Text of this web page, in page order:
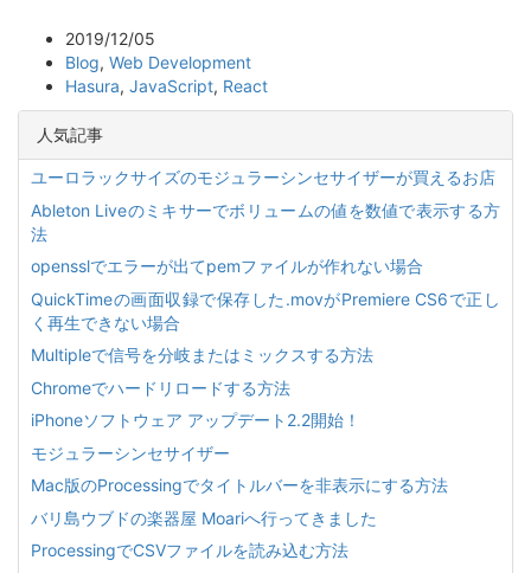
2019/12/05
Blog, Web Development
Hasura, JavaScript, React
人気記事
ユーロラックサイズのモジュラーシンセサイザーが買えるお店
Ableton Liveのミキサーでボリュームの値を数値で表示する方
法
opensslでエラーが出てpemファイルが作れない場合
QuickTimeの画面収録で保存した.movがPremiere CS6で正し
く再生できない場合
Multipleで信号を分岐またはミックスする方法
Chromeでハードリロードする方法
iPhoneソフトウェア アップデート2.2開始！
モジュラーシンセサイザー
Mac版のProcessingでタイトルバーを非表示にする方法
バリ島ウブドの楽器屋 Moariへ行ってきました
ProcessingでCSVファイルを読み込む方法